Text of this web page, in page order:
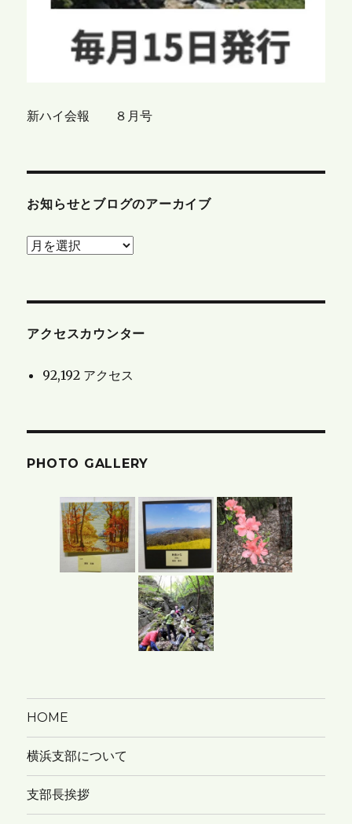
新ハイ会報 ８月号
お知らせとブログのアーカイブ
お
と
ロ
ー
アクセスカウンター
92,192 アクセス
PHOTO GALLERY
HOME
横浜支部について
支部長挨拶